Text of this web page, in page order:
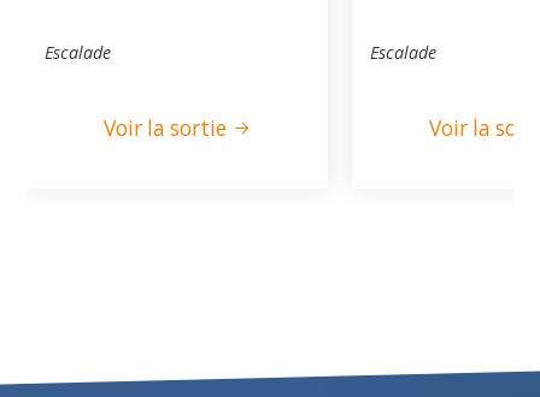
Escalade
Voir la sortie
Escalade
Voir la